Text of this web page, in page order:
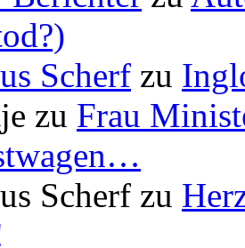
Scherf zu
zu Frau
Scherf zu